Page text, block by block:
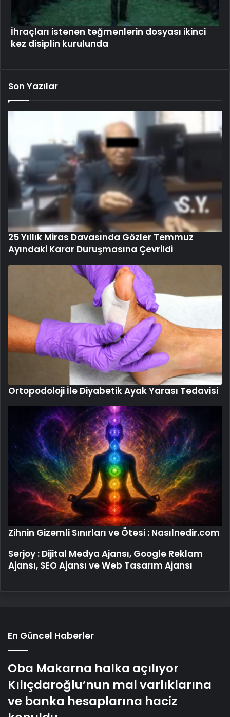
İhraçları istenen teğmenlerin dosyası ikinci
kez disiplin kurulunda
Son Yazılar
25 Yıllık Miras Davasında Gözler Temmuz
Ayındaki Karar Duruşmasına Çevrildi
Ortopodoloji İle Diyabetik Ayak Yarası Tedavisi
Zihnin Gizemli Sınırları ve Ötesi : Nasılnedir.com
Serjoy : Dijital Medya Ajansı, Google Reklam
Ajansı, SEO Ajansı ve Web Tasarım Ajansı
En Güncel Haberler
Oba Makarna halka açılıyor
Kılıçdaroğlu’nun mal varlıklarına
ve banka hesaplarına haciz